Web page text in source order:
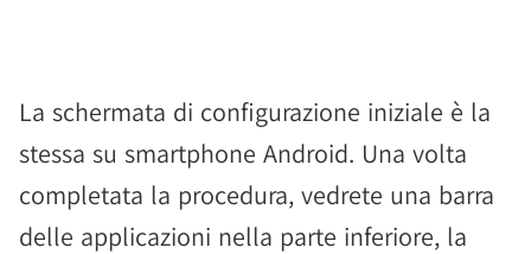
La schermata di configurazione iniziale è la
stessa su smartphone Android. Una volta
completata la procedura, vedrete una barra
delle applicazioni nella parte inferiore, la